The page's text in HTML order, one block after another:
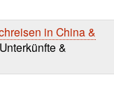
in China &
Unterkünfte &